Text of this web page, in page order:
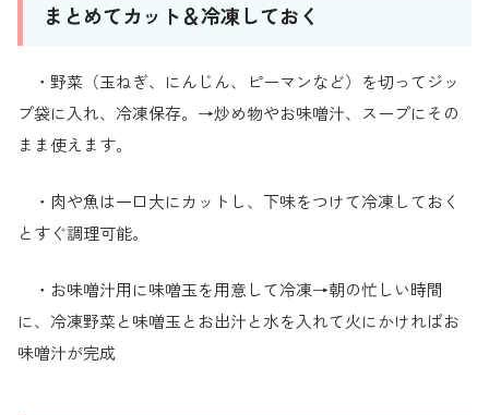
まとめてカット＆冷凍しておく
・野菜（玉ねぎ、にんじん、ピーマンなど）を切ってジッ
プ袋に入れ、冷凍保存。→炒め物やお味噌汁、スープにその
まま使えます。
・肉や魚は一口大にカットし、下味をつけて冷凍しておく
とすぐ調理可能。
・お味噌汁用に味噌玉を用意して冷凍→朝の忙しい時間
に、冷凍野菜と味噌玉とお出汁と水を入れて火にかければお
味噌汁が完成